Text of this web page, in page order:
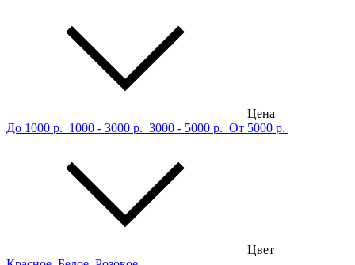
Цена
До 1000 р. 1000 - 3000 р. 3000 - 5000 р. От 5000 р.
Цвет